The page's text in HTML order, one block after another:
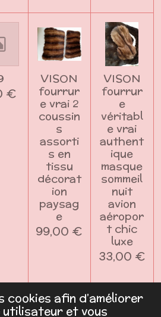
cookies afin d’améliorer
et vous
€
au panier
VISON
fourrur
e vrai 2
coussin
s
assorti
s en
tissu
décorat
ion
paysag
e
99,00 €
Ajouter au panier
VISON
fourrur
e
véritabl
e vrai
authent
ique
masque
sommeil
nuit
avion
aéropor
t chic
luxe
33,00 €
Ajouter